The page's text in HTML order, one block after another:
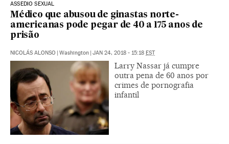
ASSEDIO SEXUAL
Médico que abusou de ginastas norte-
americanas pode pegar de 40 a 175 anos de
prisão
NICOLÁS ALONSO Washington JAN 24, 2018 - 15:18 EST
Larry Nassar já cumpre
outra pena de 60 anos por
crimes de pornografia
infantil